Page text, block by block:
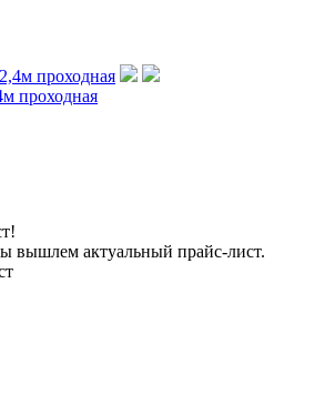
проходная
вышлем актуальный прайс-лист.